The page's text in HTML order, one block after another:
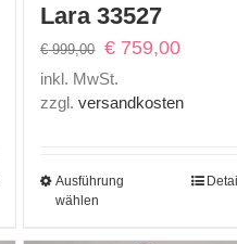
Lara 33527
€999,00 Ursprünglicher
Preis
war:
€ 759,00Aktueller
inkl. MwSt.
zzgl.versandkosten
Ausführung
wählen